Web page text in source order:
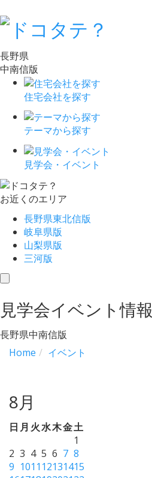
長野県
中南信版
住宅会社を探す
テーマから探す
見学会・イベント
お近くのエリア
長野県東北信版
岐阜県版
山梨県版
三河版
toggle
見学会イベント情報
長野県中南信版
Home
イベント
8月
日 月 火水木金土
1
2 3 4 5 6 7 8
9 1011 12131415